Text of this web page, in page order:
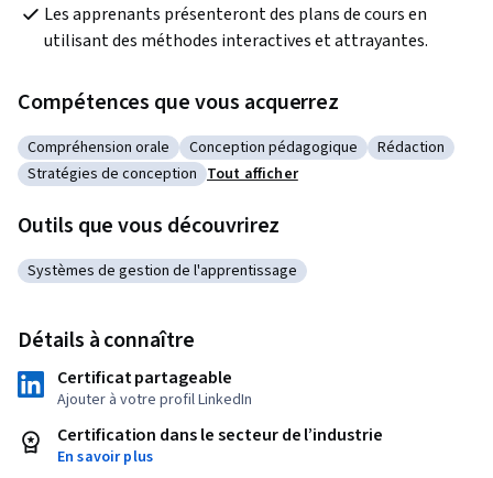
Les apprenants présenteront des plans de cours en
utilisant des méthodes interactives et attrayantes.
Compétences que vous acquerrez
Catégorie : Compréhension orale
Compréhension orale Catégorie : Conception pédagogique
Conception pédagogique Catégorie :
Rédaction
Catégorie : Stratégies de conception
Stratégies de conception Tout afficher
Outils que vous découvrirez
Catégorie : Systèmes de gestion de l'apprentissage
Systèmes de gestion de l'apprentissage
Détails à connaître
Certificat partageable
Ajouter à votre profil LinkedIn
Certification dans le secteur de l’industrie
En savoir plus